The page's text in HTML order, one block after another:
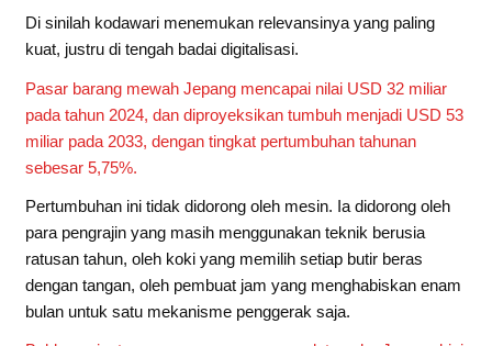
Di sinilah kodawari menemukan relevansinya yang paling
kuat, justru di tengah badai digitalisasi.
Pasar barang mewah Jepang mencapai nilai USD 32 miliar
pada tahun 2024, dan diproyeksikan tumbuh menjadi USD 53
miliar pada 2033, dengan tingkat pertumbuhan tahunan
sebesar 5,75%.
Pertumbuhan ini tidak didorong oleh mesin. Ia didorong oleh
para pengrajin yang masih menggunakan teknik berusia
ratusan tahun, oleh koki yang memilih setiap butir beras
dengan tangan, oleh pembuat jam yang menghabiskan enam
bulan untuk satu mekanisme penggerak saja.